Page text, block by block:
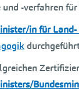
-verfahren
in für